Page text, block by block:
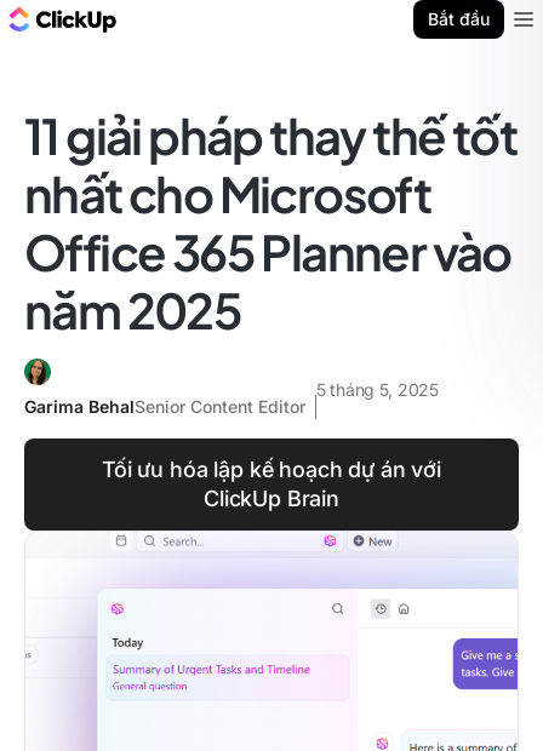
Bắt đầu
11 giải pháp thay thế tốt
nhất cho Microsoft
Office 365 Planner vào
năm 2025
Garima BehalSenior Content Editor
5 tháng 5, 2025
Tối ưu hóa lập kế hoạch dự án với
ClickUp Brain